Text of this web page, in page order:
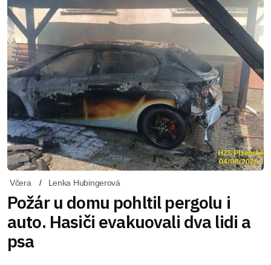
Včera Lenka Hubingerová
Požár u domu pohltil pergolu i
auto. Hasiči evakuovali dva lidi a
psa